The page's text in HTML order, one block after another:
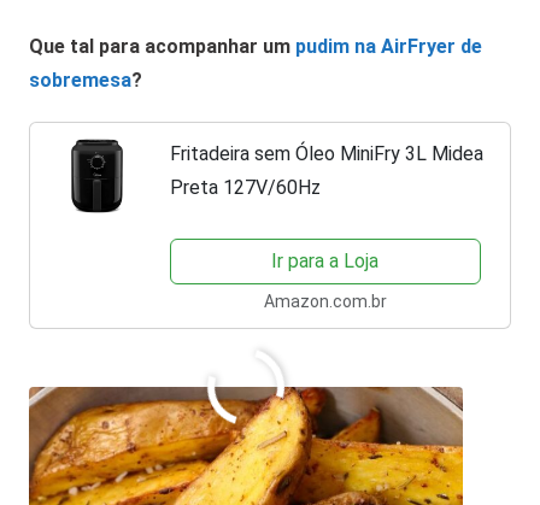
Que tal para acompanhar um pudim na AirFryer de
sobremesa?
Fritadeira sem Óleo MiniFry 3L Midea
Preta 127V/60Hz
Ir para a Loja
Amazon.com.br
O que você achou disso?
Clique nas estrelas